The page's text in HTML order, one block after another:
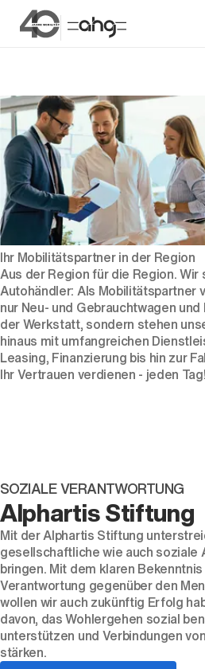
Aktion
Unternehmen
Standorte
Karriere
News
Geschaffen, um vorauszugehen.
Ihr Mobilitätspartner in der Region
Aus der Region für die Region. Wir
Autohändler: Als Mobilitätspartner
nur Neu- und Gebrauchtwagen
der Werkstatt, sondern stehen
hinaus mit umfangreichen
Leasing, Finanzierung bis hin zur
Ihr Vertrauen verdienen - jeden Tag!
SOZIALE VERANTWORTUNG
Alphartis Stiftung
Mit der Alphartis Stiftung
gesellschaftliche wie auch soziale
bringen. Mit dem klaren
Verantwortung gegenüber den
wollen wir auch zukünftig Erfolg
davon, das Wohlergehen sozial
unterstützen und Verbindungen
stärken.